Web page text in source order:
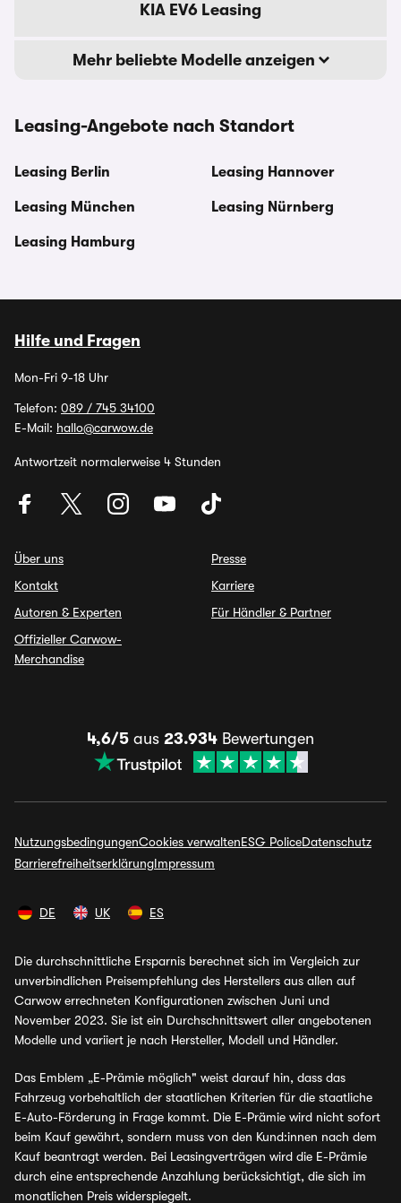
KIA EV6 Leasing
Mehr beliebte Modelle anzeigen
Leasing-Angebote nach Standort
Leasing Berlin
Leasing München
Leasing Hamburg
Leasing Hannover
Leasing Nürnberg
Hilfe und Fragen
Mon-Fri 9-18 Uhr
Telefon: 089 / 745 34100
E-Mail: hallo@carwow.de
Antwortzeit normalerweise 4 Stunden
Über uns
Kontakt
Autoren & Experten
Offizieller Carwow-
Merchandise
Presse
Karriere
Für Händler & Partner
4,6/5 aus 23.934 Bewertungen
NutzungsbedingungenCookies verwaltenESG PoliceDatenschutz
BarrierefreiheitserklärungImpressum
DE UK ES
Die durchschnittliche Ersparnis berechnet sich im Vergleich zur
unverbindlichen Preisempfehlung des Herstellers aus allen auf
Carwow errechneten Konfigurationen zwischen Juni und
November 2023. Sie ist ein Durchschnittswert aller angebotenen
Modelle und variiert je nach Hersteller, Modell und Händler.
Das Emblem „E-Prämie möglich" weist darauf hin, dass das
Fahrzeug vorbehaltlich der staatlichen Kriterien für die staatliche
E-Auto-Förderung in Frage kommt. Die E-Prämie wird nicht sofort
beim Kauf gewährt, sondern muss von den Kund:innen nach dem
Kauf beantragt werden. Bei Leasingverträgen wird die E-Prämie
durch eine entsprechende Anzahlung berücksichtigt, die sich im
monatlichen Preis widerspiegelt.